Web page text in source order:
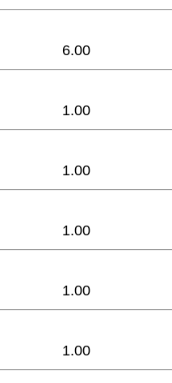
6.00
1.00
1.00
1.00
1.00
1.00